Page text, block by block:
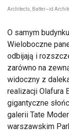
Architects, Batter~id
O samym
Wieloboczne
odbijają i
zarówno na
widoczny z
realizacji Olafura
gigantyczne
galerii Tate
warszawskim